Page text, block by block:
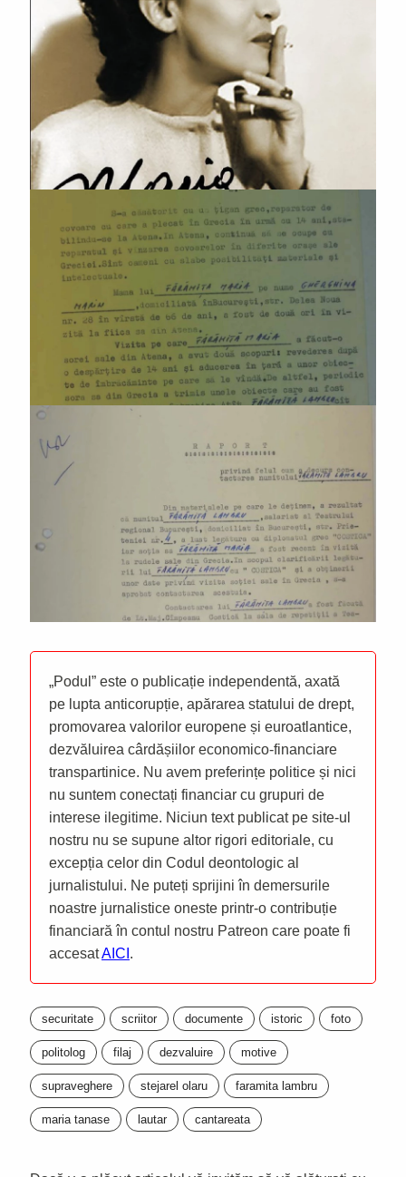
„Podul” este o publicație independentă, axată
pe lupta anticorupție, apărarea statului de drept,
promovarea valorilor europene și euroatlantice,
dezvăluirea cârdășiilor economico-financiare
transpartinice. Nu avem preferințe politice și nici
nu suntem conectați financiar cu grupuri de
interese ilegitime. Niciun text publicat pe site-ul
nostru nu se supune altor rigori editoriale, cu
excepția celor din Codul deontologic al
jurnalistului. Ne puteți sprijini în demersurile
noastre jurnalistice oneste printr-o contribuție
financiară în contul nostru Patreon care poate fi
accesatAICI .
securitate scriitor documente istoric foto
politolog filaj dezvaluire motive
supraveghere stejarel olaru faramita lambru
maria tanase lautar cantareata